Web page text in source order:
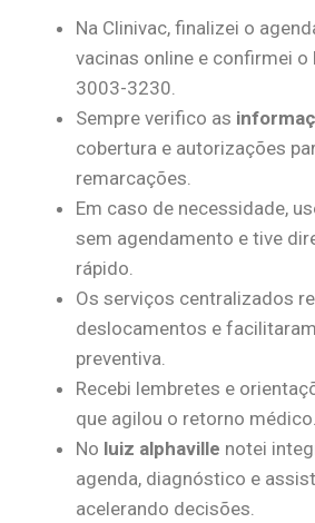
Na Clinivac, finalizei o
vacinas online e confirmei o
3003-3230.
Sempre verifico as
cobertura e autorizações
remarcações.
Em caso de necessidade,
sem agendamento e tive
rápido.
Os serviços centralizados
deslocamentos e
preventiva.
Recebi lembretes e
que agilou o retorno médico.
No luiz alphaville notei
agenda, diagnóstico e
acelerando decisões.